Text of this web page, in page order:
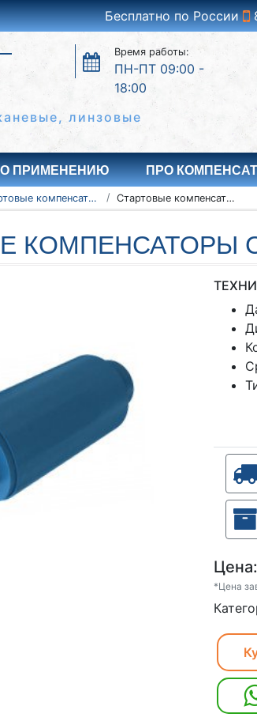
Бесплатно по России
Время работы:
ПН-ПТ 09:00 -
18:00
линзовые
ПРИМЕНЕНИЮ ПРО
Стартовые компенсаторы ССК Стартовые компенсаторы СК-16-1000-220
КОМПЕНСАТОРЫ
Цена:
*Цена